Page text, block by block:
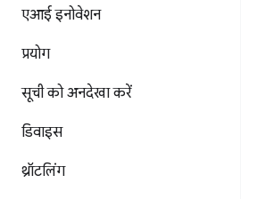
एआई इनोवेशन
प्रयोग
सूची को अनदेखा करें
डिवाइस
थ्रॉटलिंग